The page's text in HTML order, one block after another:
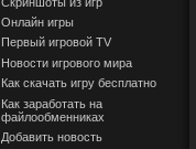
Онлайн игры
Первый игровой TV
Новости игрового мира
Как скачать игру бесплатно
Как заработать на
файлообменниках
Добавить новость